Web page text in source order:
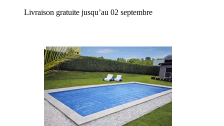
Livraison gratuite jusqu’au 02 septembre